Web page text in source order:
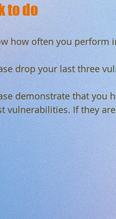
to do
how often you perform
drop your last three
demonstrate that you
vulnerabilities. If they